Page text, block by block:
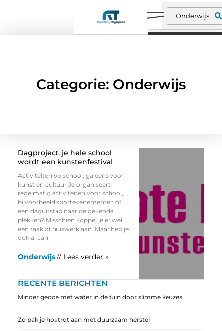
Categorie: Onderwijs
RECENTE BERICHTEN
Minder gedoe met water in de tuin door slimme keuzes
Zo pak je houtrot aan met duurzaam herstel
Dagproject, je hele school
wordt een kunstenfestival
Activiteiten op school, ga eens voor
kunst en cultuur Je organiseert
regelmatig activiteiten voor school,
bijvoorbeeld sportevenementen of
een daguitstap naar de gekende
plekken? Misschien koppel je er wel
een taak of huiswerk aan. Maar heb je
ook al aan
Onderwijs // Lees verder »